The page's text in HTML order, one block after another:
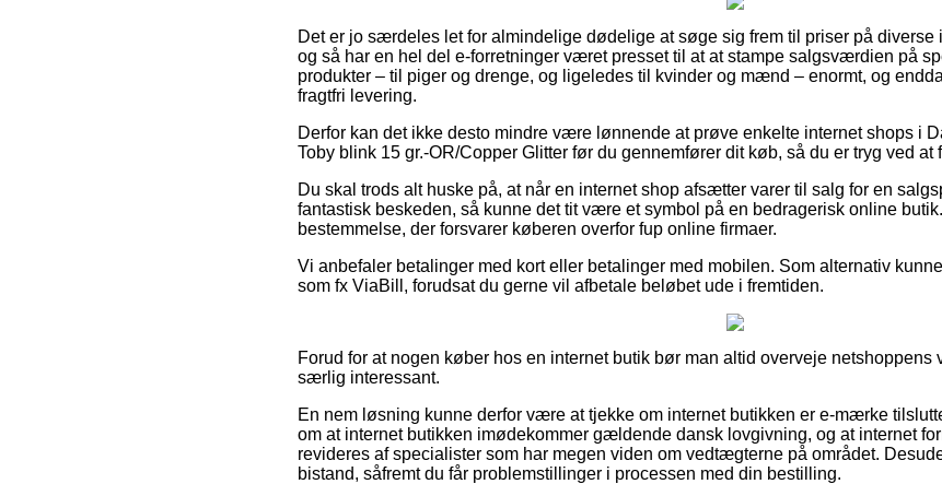
Det er jo særdeles let for almindelige dødelige at søge sig frem til priser på diverse
og så har en hel del e-forretninger været presset til at at stampe salgsværdien på
produkter – til piger og drenge, og ligeledes til kvinder og mænd – enormt, og
fragtfri levering.
Derfor kan det ikke desto mindre være lønnende at prøve enkelte internet shops i
Toby blink 15 gr.-OR/Copper Glitter før du gennemfører dit køb, så du er tryg ved at
Du skal trods alt huske på, at når en internet shop afsætter varer til salg for en
fantastisk beskeden, så kunne det tit være et symbol på en bedragerisk online
bestemmelse, der forsvarer køberen overfor fup online firmaer.
Vi anbefaler betalinger med kort eller betalinger med mobilen. Som alternativ
som fx ViaBill, forudsat du gerne vil afbetale beløbet ude i fremtiden.
Forud for at nogen køber hos en internet butik bør man altid overveje netshoppens
særlig interessant.
En nem løsning kunne derfor være at tjekke om internet butikken er e-mærke
om at internet butikken imødekommer gældende dansk lovgivning, og at internet
revideres af specialister som har megen viden om vedtægterne på området.
bistand, såfremt du får problemstillinger i processen med din bestilling.